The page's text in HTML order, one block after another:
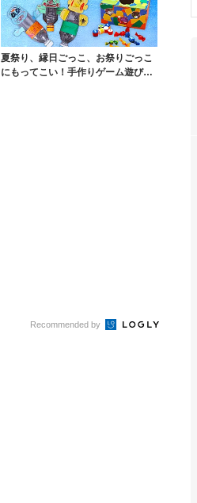
夏祭り、縁日ごっこ、お祭りごっこ
にもってこい！手作りゲーム遊び〜
Recommended by